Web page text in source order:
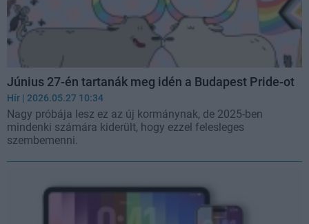
Június 27-én tartanák meg idén a Budapest Pride-ot
Hír | 2026.05.27 10:34
Nagy próbája lesz ez az új kormánynak, de 2025-ben
mindenki számára kiderült, hogy ezzel felesleges
szembemenni.